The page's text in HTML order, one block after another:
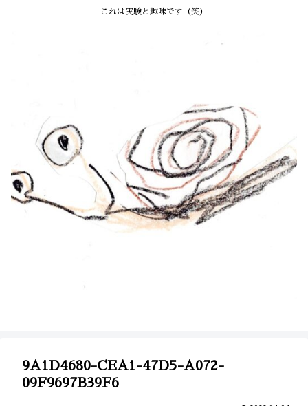
これは実験と趣味です（笑）
9A1D4680-CEA1-47D5-A072-
09F9697B39F6